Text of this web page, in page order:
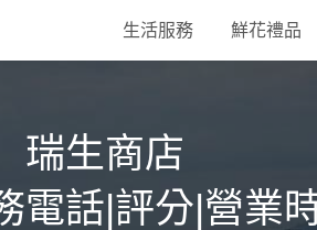
生活服務 鮮花禮品
瑞生商店
電話|評分|營業